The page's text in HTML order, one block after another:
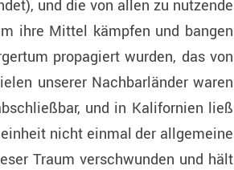
und die von allen zu nutzende
ihre Mittel kämpfen und bangen
propagiert wurden, das von
unserer Nachbarländer waren
und in Kalifornien ließ
nicht einmal der allgemeine
Traum verschwunden und hält